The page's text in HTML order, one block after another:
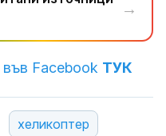
→
Facebook ТУК
хеликоптер